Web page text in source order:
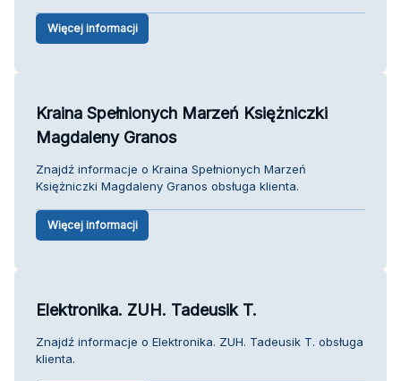
Więcej informacji
Kraina Spełnionych Marzeń Księżniczki
Magdaleny Granos
Znajdź informacje o Kraina Spełnionych Marzeń
Księżniczki Magdaleny Granos obsługa klienta.
Więcej informacji
Elektronika. ZUH. Tadeusik T.
Znajdź informacje o Elektronika. ZUH. Tadeusik T. obsługa
klienta.